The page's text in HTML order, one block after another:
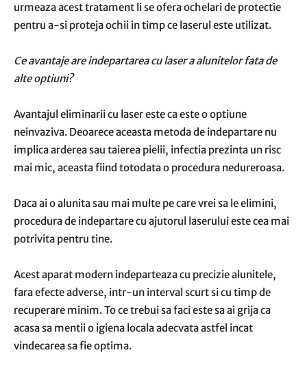
urmeaza acest tratament li se ofera ochelari de protectie
pentru a-si proteja ochii in timp ce laserul este utilizat.
Ce avantaje are indepartarea cu laser a alunitelor fata de
alte optiuni?
Avantajul eliminarii cu laser este ca este o optiune
neinvaziva. Deoarece aceasta metoda de indepartare nu
implica arderea sau taierea pielii, infectia prezinta un risc
mai mic, aceasta fiind totodata o procedura nedureroasa.
Daca ai o alunita sau mai multe pe care vrei sa le elimini,
procedura de indepartare cu ajutorul laserului este cea mai
potrivita pentru tine.
Acest aparat modern indeparteaza cu precizie alunitele,
fara efecte adverse, intr-un interval scurt si cu timp de
recuperare minim. To ce trebui sa faci este sa ai grija ca
acasa sa mentii o igiena locala adecvata astfel incat
vindecarea sa fie optima.